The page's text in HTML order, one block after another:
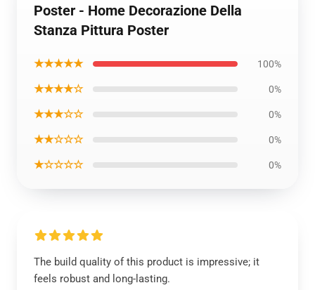
Poster - Home Decorazione Della
Stanza Pittura Poster
★★★★★ 100%
★★★★☆ 0%
★★★☆☆ 0%
★★☆☆☆ 0%
★☆☆☆☆ 0%
The build quality of this product is impressive; it
feels robust and long-lasting.